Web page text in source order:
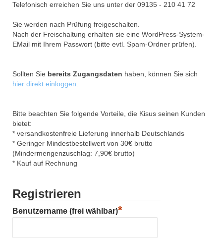
Telefonisch erreichen Sie uns unter der 09135 - 210 41 72
Sie werden nach Prüfung freigeschalten.
Nach der Freischaltung erhalten sie eine WordPress-System-
EMail mit Ihrem Passwort (bitte evtl. Spam-Ordner prüfen).
Sollten Sie bereits Zugangsdaten haben, können Sie sich
hier direkt einloggen.
Bitte beachten Sie folgende Vorteile, die Kisus seinen Kunden
bietet:
* versandkostenfreie Lieferung innerhalb Deutschlands
* Geringer Mindestbestellwert von 30€ brutto
(Mindermengenzuschlag: 7,90€ brutto)
* Kauf auf Rechnung
Registrieren
Benutzername (frei wählbar)*